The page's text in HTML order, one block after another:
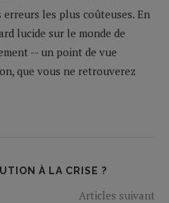
les plus coûteuses. En
lucide sur le monde de
-- un point de vue
que vous ne retrouverez
À LA CRISE ?
Articles suivant